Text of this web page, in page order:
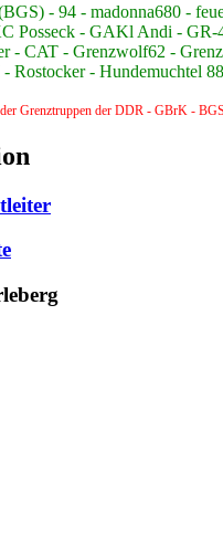
- 94 - madonna680 -
Posseck - GAKl Andi -
- CAT - Grenzwolf62 -
Rostocker - Hundemuchtel
Grenztruppen der DDR - GBrK -